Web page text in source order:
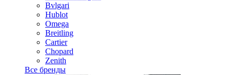
Bvlgari
Hublot
Omega
Breitling
Cartier
Chopard
Zenith
Все бренды